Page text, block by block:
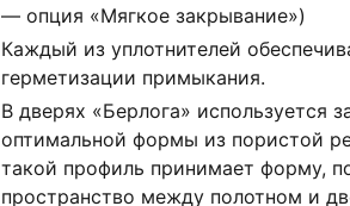
— опция «Мягкое закрывание»)
Каждый из уплотнителей
герметизации примыкания.
В дверях «Берлога» используется
оптимальной формы из пористой
такой профиль принимает форму,
пространство между полотном и